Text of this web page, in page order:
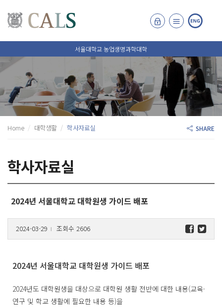
서울대학교 농업생명과학대학
Home 대학생활 학사자료실 SHARE
학사자료실
2024년 서울대학교 대학원생 가이드 배포
2024-03-29 l 조회수 2606
2024년 서울대학교 대학원생 가이드 배포
2024년도 대학원생을 대상으로 대학원 생활 전반에 대한 내용(교육·
연구 및 학교 생활에 필요한 내용 등)을